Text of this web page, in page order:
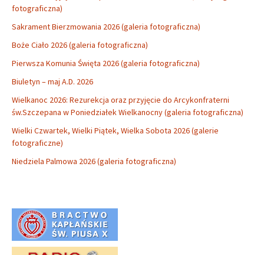
fotograficzna)
Sakrament Bierzmowania 2026 (galeria fotograficzna)
Boże Ciało 2026 (galeria fotograficzna)
Pierwsza Komunia Święta 2026 (galeria fotograficzna)
Biuletyn – maj A.D. 2026
Wielkanoc 2026: Rezurekcja oraz przyjęcie do Arcykonfraterni
św.Szczepana w Poniedziałek Wielkanocny (galeria fotograficzna)
Wielki Czwartek, Wielki Piątek, Wielka Sobota 2026 (galerie
fotograficzne)
Niedziela Palmowa 2026 (galeria fotograficzna)